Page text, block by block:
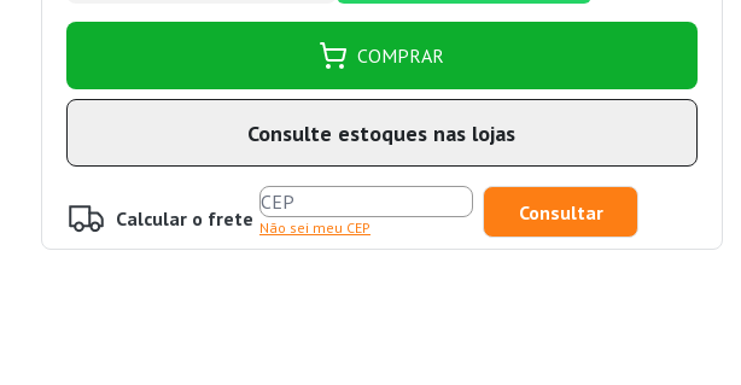
COMPRAR
Consulte estoques nas lojas
Calcular o frete Não sei meu CEP